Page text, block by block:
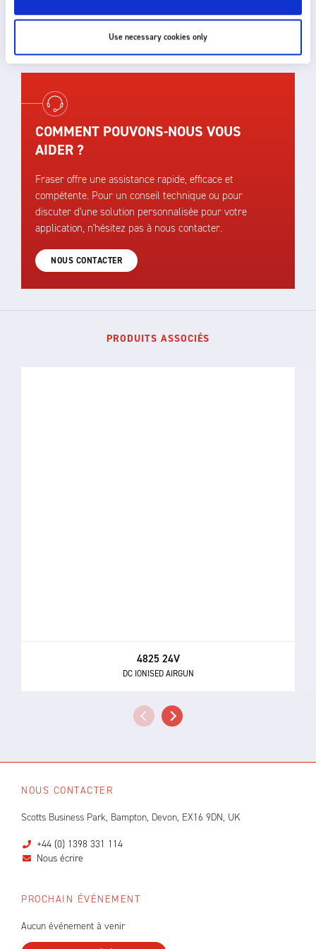
Use necessary cookies only
target and the level of static charge to be
neutralised. Pleaseget in touchfor further
COMMENT POUVONS-NOUS VOUS
AIDER ?
Fraser offre une assistance rapide, efficace et
compétente. Pour un conseil technique ou pour
discuter d'une solution personnalisée pour votre
application, n'hésitez pas à nous contacter.
NOUS CONTACTER
PRODUITS ASSOCIÉS
4825 24V
DC IONISED AIRGUN
NOUS CONTACTER
Scotts Business Park, Bampton, Devon, EX16 9DN, UK
+44 (0) 1398 331 114
Nous écrire
PROCHAIN ÉVÉNEMENT
Aucun événement à venir